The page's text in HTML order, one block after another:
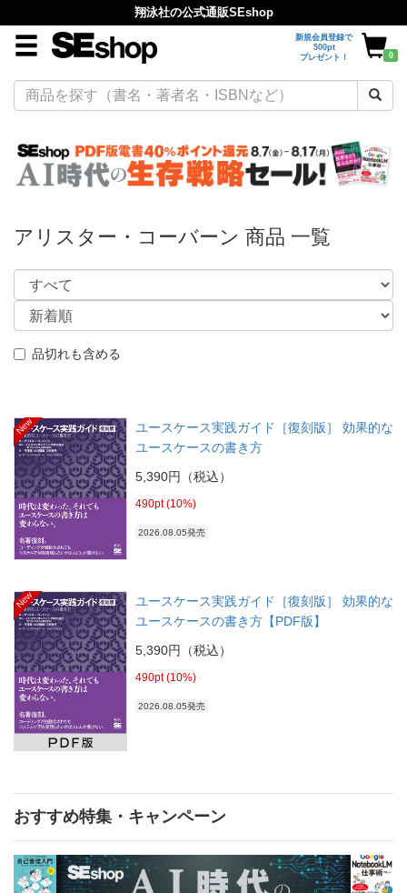
翔泳社の公式通販SEshop
新規会員登録で
500pt
プレゼント！
0
アリスター・コーバーン 商品 一覧
品切れも含める
New
ユースケース実践ガイド［復刻版］ 効果的な
ユースケースの書き方
5,390円（税込）
490pt (10%)
2026.08.05発売
New
ユースケース実践ガイド［復刻版］ 効果的な
ユースケースの書き方【PDF版】
5,390円（税込）
490pt (10%)
2026.08.05発売
おすすめ特集・キャンペーン